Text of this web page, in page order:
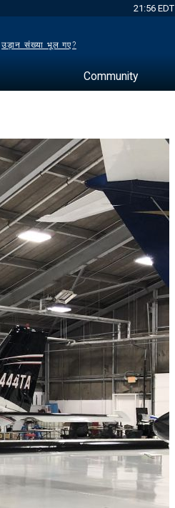
21:56 EDT
उड़ान संख्या भूल गए?
Community